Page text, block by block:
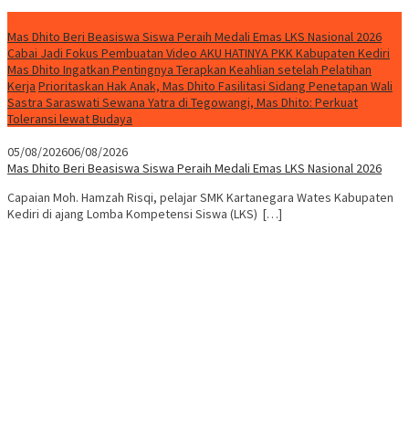
Mas Dhito Beri Beasiswa Siswa Peraih Medali Emas LKS Nasional 2026
Cabai Jadi Fokus Pembuatan Video AKU HATINYA PKK Kabupaten Kediri
Mas Dhito Ingatkan Pentingnya Terapkan Keahlian setelah Pelatihan
Kerja Prioritaskan Hak Anak, Mas Dhito Fasilitasi Sidang Penetapan Wali
Sastra Saraswati Sewana Yatra di Tegowangi, Mas Dhito: Perkuat
Toleransi lewat Budaya
05/08/202606/08/2026
Mas Dhito Beri Beasiswa Siswa Peraih Medali Emas LKS Nasional 2026
Capaian Moh. Hamzah Risqi, pelajar SMK Kartanegara Wates Kabupaten
Kediri di ajang Lomba Kompetensi Siswa (LKS) […]